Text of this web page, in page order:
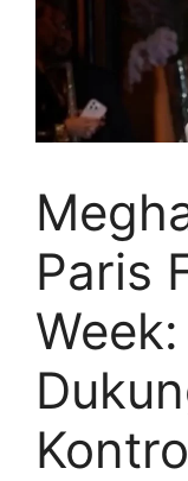
Paris